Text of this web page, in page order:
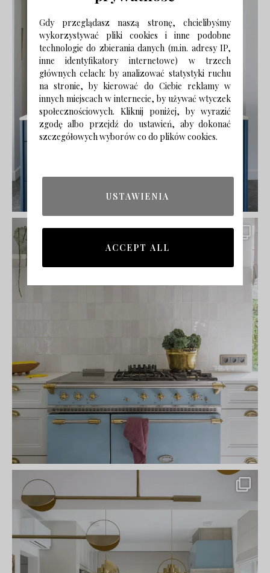
Gdy przeglądasz naszą stronę, chcielibyśmy
wykorzystywać pliki cookies i inne podobne
technologie do zbierania danych (m.in. adresy IP,
inne identyfikatory internetowe) w trzech
głównych celach: by analizować statystyki ruchu
na stronie, by kierować do Ciebie reklamy w
innych miejscach w internecie, by używać wtyczek
społecznościowych. Kliknij poniżej, by wyrazić
zgodę albo przejdź do ustawień, aby dokonać
szczegółowych wyborów co do plików cookies.
USTAWIENIA
ACCEPT ALL